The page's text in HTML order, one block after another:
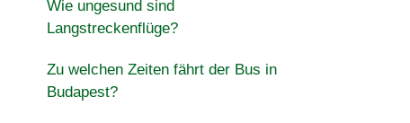
Wie ungesund sind
Langstreckenflüge?
Zu welchen Zeiten fährt der Bus in
Budapest?